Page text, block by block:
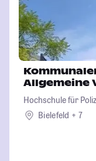
Allgemeine
Hochschule für
Nordrhein-Westfalen
Bielefeld + 7